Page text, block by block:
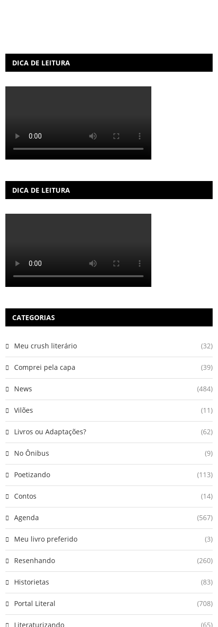
DICA DE LEITURA
DICA DE LEITURA
CATEGORIAS
Meu crush literário (32)
Comprei pela capa (39)
News (484)
Vilões (11)
Livros ou Adaptações? (62)
No Ônibus (9)
Poetizando (113)
Contos (14)
Agenda (567)
Meu livro preferido (3)
Resenhando (260)
Historietas (83)
Portal Literal (708)
Literaturizando (65)